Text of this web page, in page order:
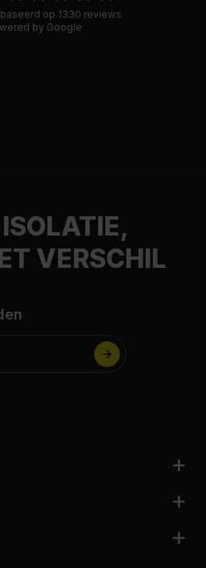
op 1330 reviews
by Google
VERSCHIL